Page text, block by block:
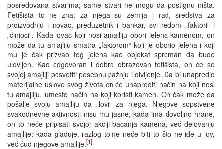
posredovana stvarima; same stvari ne mogu da postignu ništa.
Fetišista to ne zna; za njega su zemlja i rad, sredstva za
proizvodnju i novac, preduzetnik i bankar, svi redom „faktori“ i
„činioci“. Kada lovac koji nosi amajliju obori jelena kamenom, on
može da tu amajliju smatra „faktorom“ koji je oborio jelena i koji
mu je čak prizvao tog jelena kao objekat spreman da bude
ulovljen. Kao odgovoran i dobro obrazovan fetišista, on će se
svojoj amajliji posvetiti posebnu pažnju i divljenje. Da bi unapredio
materijalne uslove svog života on će unaprediti način na koji nosi
tu amajliju, umesto način na koji koristi kamen. On čak može da
pošalje svoju amajliju da „lovi“ za njega. Njegove sopstvene
svakodnevne aktivnosti nisu mu jasne; kada ima dovoljno hrane,
on to neće pripisati svojoj akciji bacanja kamena, već delovanju
amajlije; kada gladuje, razlog tome neće biti to što ne ide u lov,
već ćud njegove amajlije.[1]